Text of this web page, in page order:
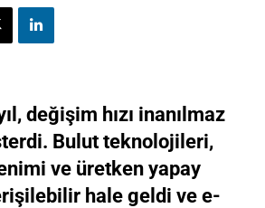
değişim hızı inanılmaz
Bulut teknolojileri,
ve üretken yapay
hale geldi ve e-